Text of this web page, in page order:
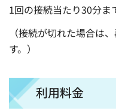
1回の接続当たり30分ま
（接続が切れた場合は
す。）
利用料金